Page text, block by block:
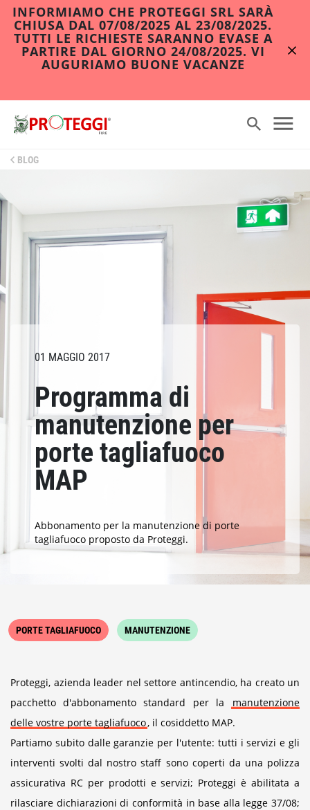
INFORMIAMO CHE PROTEGGI SRL SARÀ
CHIUSA DAL 07/08/2025 AL 23/08/2025.
TUTTI LE RICHIESTE SARANNO EVASE A
PARTIRE DAL GIORNO 24/08/2025. VI
AUGURIAMO BUONE VACANZE
BLOG
01 MAGGIO 2017
Programma di
manutenzione per
porte tagliafuoco
MAP
Abbonamento per la manutenzione di porte
tagliafuoco proposto da Proteggi.
PORTE TAGLIAFUOCO MANUTENZIONE
Proteggi, azienda leader nel settore antincendio, ha creato un
pacchetto d'abbonamento standard per la
manutenzione
delle vostre porte tagliafuoco, il cosiddetto MAP.
Partiamo subito dalle garanzie per l'utente: tutti i servizi e gli
interventi svolti dal nostro staff sono coperti da una polizza
assicurativa RC per prodotti e servizi; Proteggi è abilitata a
rilasciare dichiarazioni di conformità in base alla legge 37/08;